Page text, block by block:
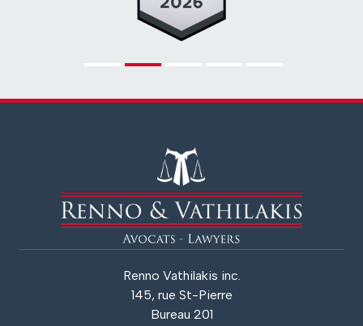
Renno Vathilakis inc.
145, rue St-Pierre
Bureau 201